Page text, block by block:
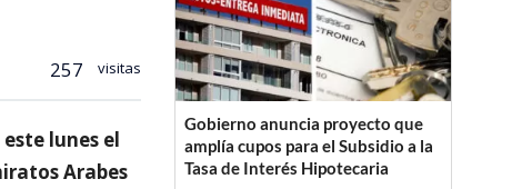
257 visitas
lunes el
Arabes
Gobierno anuncia proyecto que
amplía cupos para el Subsidio a la
Tasa de Interés Hipotecaria